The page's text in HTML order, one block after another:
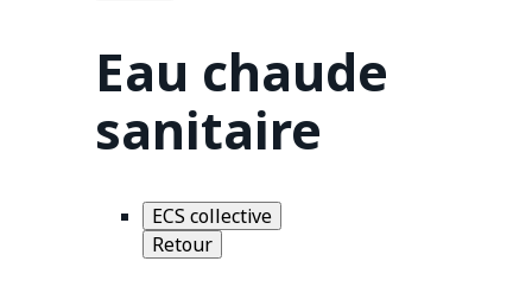
Eau chaude
sanitaire
ECS collective
Retour